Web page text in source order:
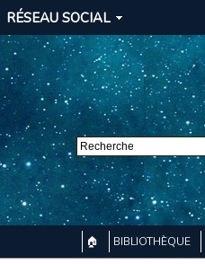
RÉSEAU SOCIAL
🏠 BIBLIOTHÈQUE